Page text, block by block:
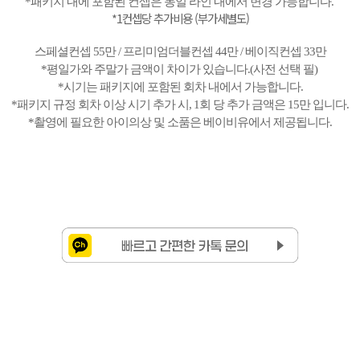
*1컨셉당 추가비용 (부가세별도)
스페셜컨셉 55만 / 프리미엄더블컨셉 44만 / 베이직컨셉 33만
*평일가와 주말가 금액이 차이가 있습니다.(사전 선택 필)
*시기는 패키지에 포함된 회차 내에서 가능합니다.
*패키지 규정 회차 이상 시기 추가 시, 1회 당 추가 금액은 15만 입니다.
*촬영에 필요한 아이의상 및 소품은 베이비유에서 제공됩니다.